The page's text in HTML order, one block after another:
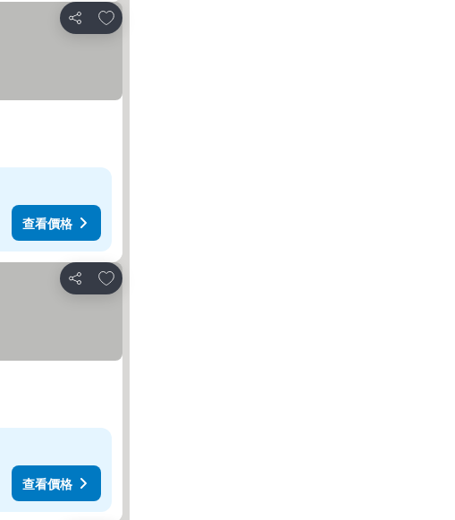
分享
加入我的最愛
查看價格
分享
加入我的最愛
查看價格